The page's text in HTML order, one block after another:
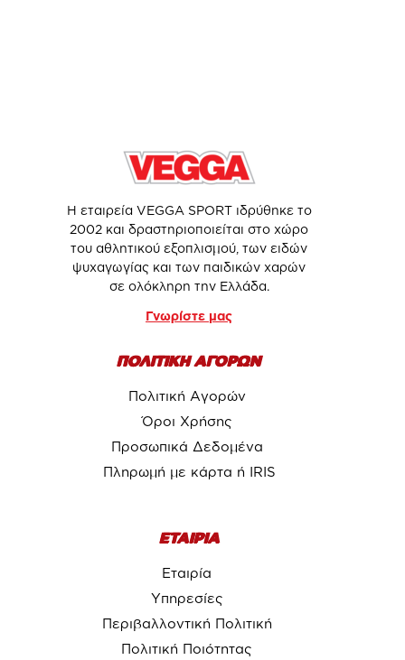
Η εταιρεία VEGGA SPORT ιδρύθηκε το
2002 και δραστηριοποιείται στο χώρο
του αθλητικού εξοπλισμού, των ειδών
ψυχαγωγίας και των παιδικών χαρών
σε ολόκληρη την Ελλάδα.
Γνωρίστε μας
ΠΟΛΙΤΙΚΗ ΑΓΟΡΩΝ
Πολιτική Αγορών
Όροι Χρήσης
Προσωπικά Δεδομένα
Πληρωμή με κάρτα ή IRIS
ΕΤΑΙΡΙΑ
Εταιρία
Υπηρεσίες
Περιβαλλοντική Πολιτική
Πολιτική Ποιότητας